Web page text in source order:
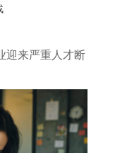
迎来严重人才断